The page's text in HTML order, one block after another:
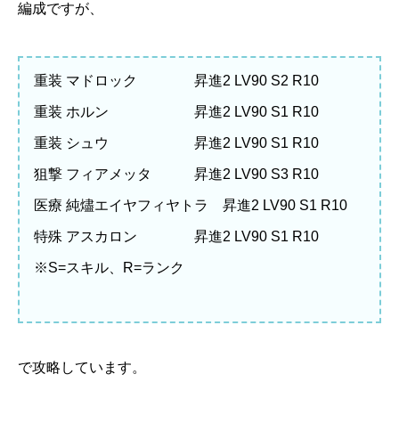
編成ですが、
重装 マドロック 昇進2 LV90 S2 R10
重装 ホルン 昇進2 LV90 S1 R10
重装 シュウ 昇進2 LV90 S1 R10
狙撃 フィアメッタ 昇進2 LV90 S3 R10
医療 純燼エイヤフィヤトラ 昇進2 LV90 S1 R10
特殊 アスカロン 昇進2 LV90 S1 R10
※S=スキル、R=ランク
で攻略しています。